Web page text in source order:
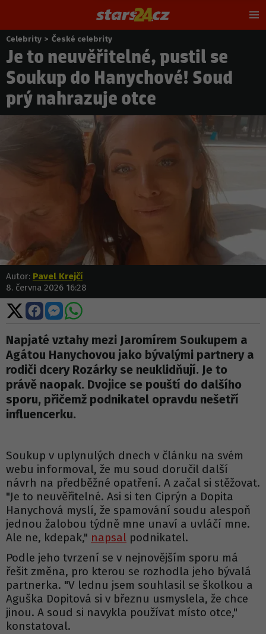
Nacházíte
se
zde:
Celebrity > České celebrity
Je to neuvěřitelné, pustil se
Soukup do Hanychové! Soud
prý nahrazuje otce
Autor: Pavel Krejčí
8. června 2026 16:28
Sdílet
na
X
Sdílet
na
Facebooku
Sdílet
na
Messengeru
Sdílet
WhatsApp
Napjaté vztahy mezi Jaromírem Soukupem a
Agátou Hanychovou jako bývalými partnery a
rodiči dcery Rozárky se neuklidňují. Je to
právě naopak. Dvojice se pouští do dalšího
sporu, přičemž podnikatel opravdu nešetří
influencerku.
Soukup v uplynulých dnech v článku na svém
webu informoval, že mu soud doručil další
návrh na předběžné opatření. A začal si stěžovat.
"Je to neuvěřitelné. Asi si ten Ciprýn a Dopita
Hanychová myslí, že spamování soudu alespoň
jednou žalobou týdně mne unaví a uvláčí mne.
Ale ne, kdepak," napsal podnikatel.
Podle jeho tvrzení se v nejnovějším sporu má
řešit změna, pro kterou se rozhodla jeho bývalá
partnerka. "V lednu jsem souhlasil se školkou a
Aguška Dopitová si v březnu usmyslela, že chce
jinou. A soud si navykla používat místo otce,"
konstatoval.